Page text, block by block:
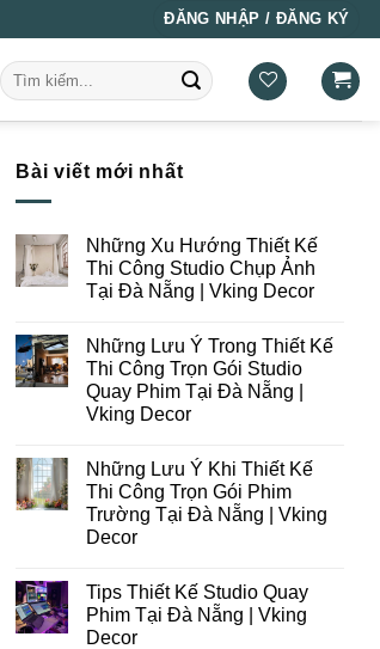
ĐĂNG NHẬP / ĐĂNG KÝ
Tìm
kiếm:
Bài viết mới nhất
Những Xu Hướng Thiết Kế
Thi Công Studio Chụp Ảnh
Tại Đà Nẵng | Vking Decor
bình
luận
ở
Những
Xu
Hướng
Thi
Công
Studio
Chụp
Ảnh
Tại
Vking
Decor
Những Lưu Ý Trong Thiết Kế
Thi Công Trọn Gói Studio
Quay Phim Tại Đà Nẵng |
Vking Decor
bình
luận
ở
Những
Lưu
Ý
Kế
Thi
Công
Trọn
Những Lưu Ý Khi Thiết Kế
Thi Công Trọn Gói Phim
Trường Tại Đà Nẵng | Vking
Decor
bình
luận
ở
Những
Tips Thiết Kế Studio Quay
Phim Tại Đà Nẵng | Vking
Decor